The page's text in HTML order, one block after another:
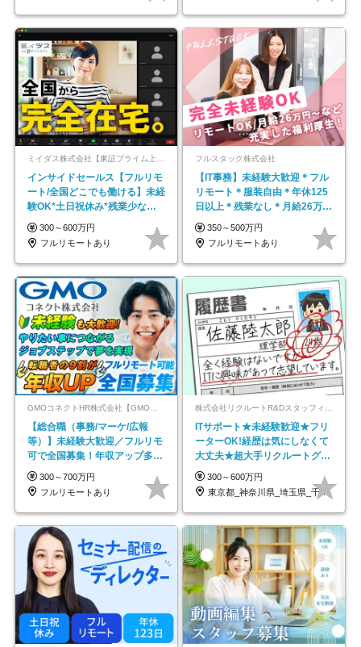
ミイダス株式会社【東証プライム上場パーソルグループ】
インサイドセールス【フルリモ
ート/全国どこでも働ける】未経
験OK*土日祝休み*残業少なめ*
在宅勤務手当あり
300～600万円
フルリモートあり
フルスタック株式会社
【IT事務】未経験大歓迎＊フル
リモート＊服装自由＊年休125
日以上＊残業なし＊月給26万円
以上
350～500万円
フルリモートあり
GMOコネクトHR株式会社【GMOインターネットグループ】
【総合職（事務/マーケ/広報
等）】未経験大歓迎／フルリモ
可で全国募集！年収アップ多数
★年休最大130日★
300～700万円
フルリモートあり
ITサポート★未経験歓迎★フリ
ーターOK!経歴は気にしなくて
大丈夫★超大手リクルートグル
ープの正社員/sg
300～600万円
東京都_神奈川県_埼玉県_千葉県_大阪府…